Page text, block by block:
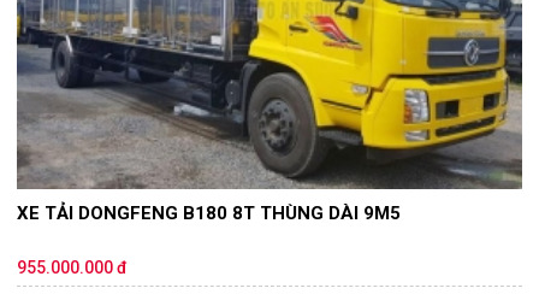
XE TẢI DONGFENG B180 8T THÙNG DÀI 9M5
955.000.000 đ